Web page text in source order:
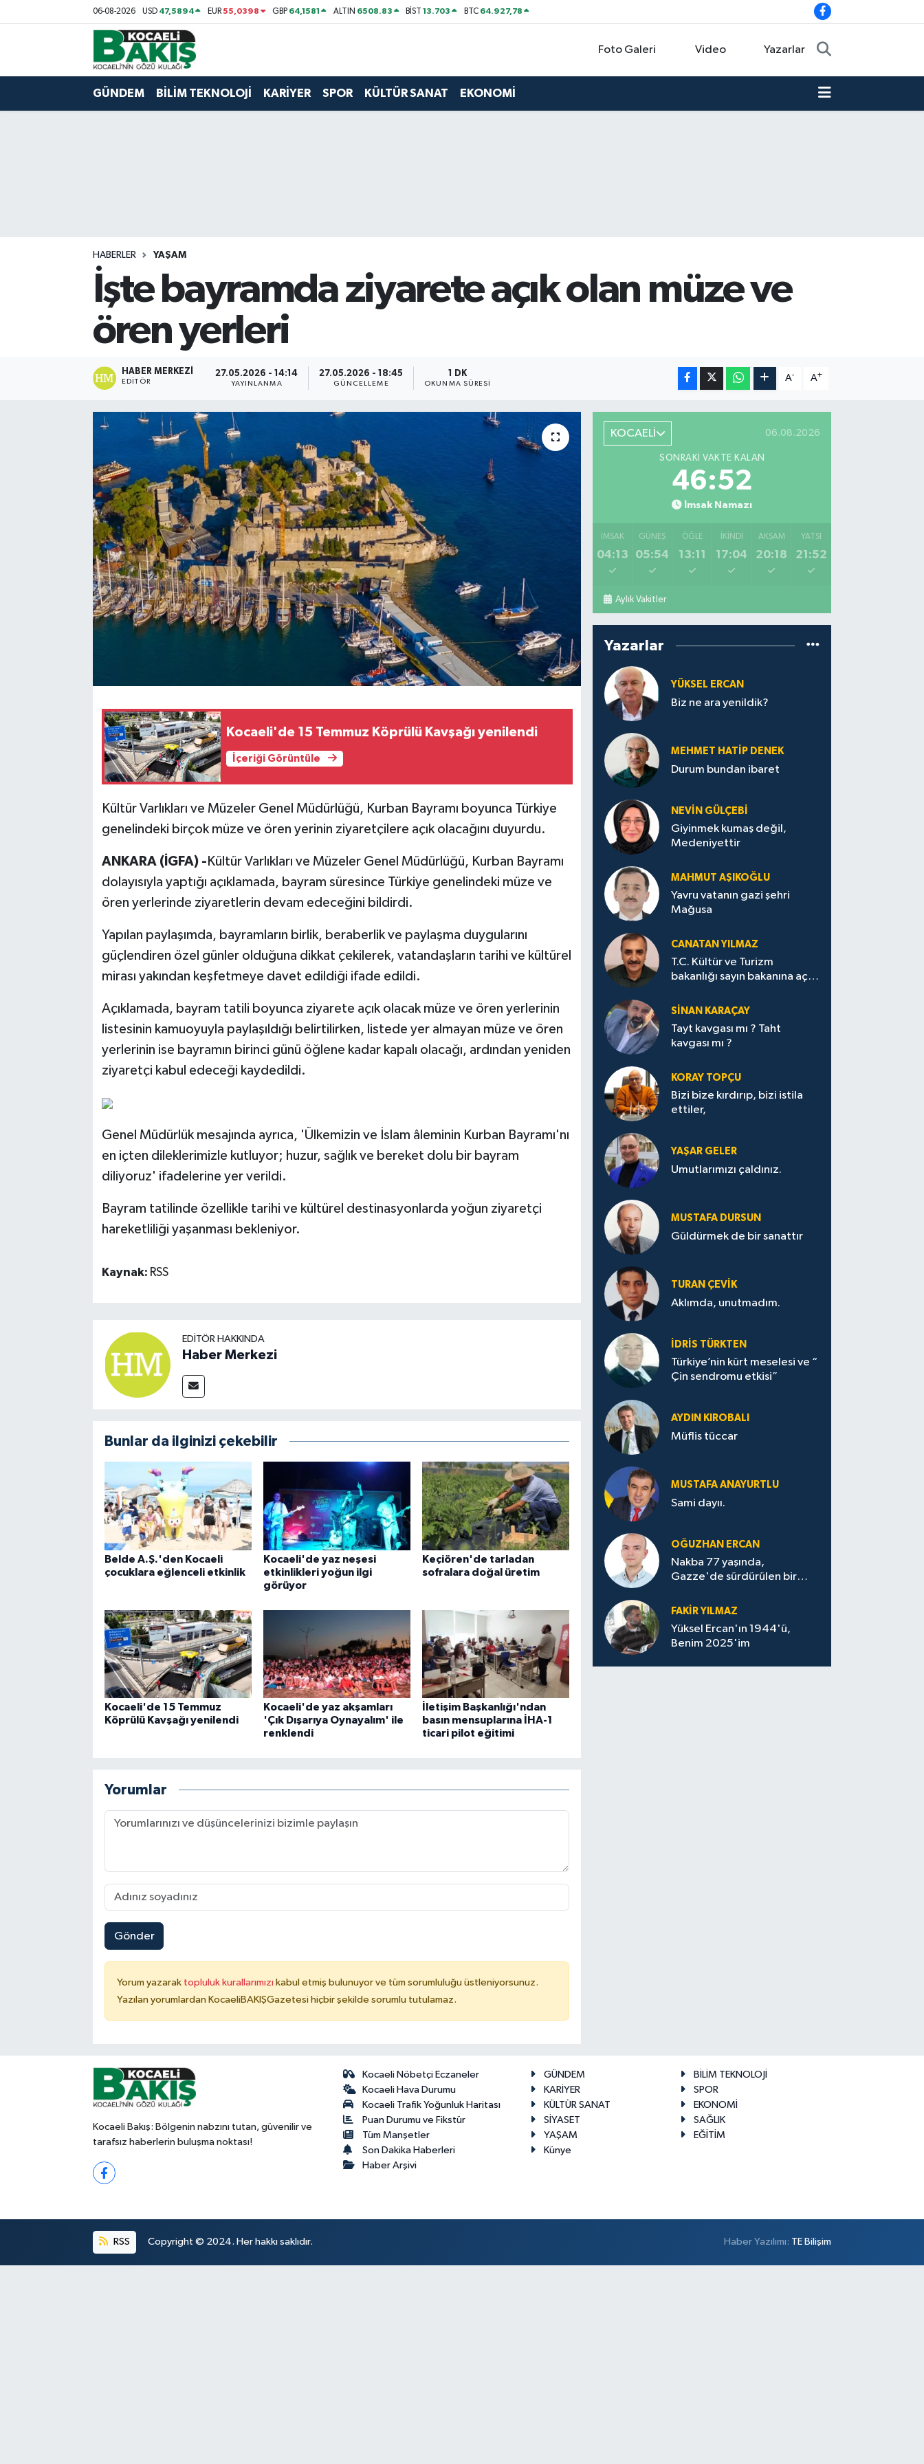
06-08-2026 USD 47,5894 EUR55,0398 GBP 64,1581 ALTIN 6508.83 BİST13.703 BTC 64.927,78
Foto Galeri Video Yazarlar
GÜNDEM BİLİM TEKNOLOJİ KARİYER SPOR KÜLTÜR SANAT EKONOMİ
HABERLER YAŞAM
İşte bayramda ziyarete açık olan müze ve
ören yerleri
HABER MERKEZI
EDITÖR
27.05.2026 - 14:14
YAYINLANMA
27.05.2026 - 18:45
GÜNCELLEME
1 DK
OKUNMA SÜRESI
A- A+
Kocaeli'de 15 Temmuz Köprülü Kavşağı yenilendi
İçeriği Görüntüle
Kültür Varlıkları ve Müzeler Genel Müdürlüğü, Kurban Bayramı boyunca Türkiye
genelindeki birçok müze ve ören yerinin ziyaretçilere açık olacağını duyurdu.
ANKARA (İGFA) - Kültür Varlıkları ve Müzeler Genel Müdürlüğü, Kurban Bayramı
dolayısıyla yaptığı açıklamada, bayram süresince Türkiye genelindeki müze ve
ören yerlerinde ziyaretlerin devam edeceğini bildirdi.
Yapılan paylaşımda, bayramların birlik, beraberlik ve paylaşma duygularını
güçlendiren özel günler olduğuna dikkat çekilerek, vatandaşların tarihi ve kültürel
mirası yakından keşfetmeye davet edildiği ifade edildi.
Açıklamada, bayram tatili boyunca ziyarete açık olacak müze ve ören yerlerinin
listesinin kamuoyuyla paylaşıldığı belirtilirken, listede yer almayan müze ve ören
yerlerinin ise bayramın birinci günü öğlene kadar kapalı olacağı, ardından yeniden
ziyaretçi kabul edeceği kaydedildi.
Genel Müdürlük mesajında ayrıca, 'Ülkemizin ve İslam âleminin Kurban Bayramı'nı
en içten dileklerimizle kutluyor; huzur, sağlık ve bereket dolu bir bayram
diliyoruz' ifadelerine yer verildi.
Bayram tatilinde özellikle tarihi ve kültürel destinasyonlarda yoğun ziyaretçi
hareketliliği yaşanması bekleniyor.
Kaynak: RSS
EDITÖR HAKKINDA
Haber Merkezi
Bunlar da ilginizi çekebilir
Belde A.Ş.'den Kocaeli
çocuklara eğlenceli etkinlik
Kocaeli'de yaz neşesi
etkinlikleri yoğun ilgi
görüyor
Keçiören'de tarladan
sofralara doğal üretim
Kocaeli'de 15 Temmuz
Köprülü Kavşağı yenilendi
Kocaeli'de yaz akşamları
'Çık Dışarıya Oynayalım' ile
renklendi
İletişim Başkanlığı'ndan
basın mensuplarına İHA-1
ticari pilot eğitimi
Yorumlar
Gönder
Yorum yazarak topluluk kurallarımızı kabul etmiş bulunuyor ve tüm sorumluluğu üstleniyorsunuz.
Yazılan yorumlardan KocaeliBAKIŞGazetesi hiçbir şekilde sorumlu tutulamaz.
KOCAELİ 06.08.2026
SONRAKI VAKTE KALAN
46:51
İmsak Namazı
İMSAK
04:13
GÜNEŞ
05:54
ÖĞLE
13:11
İKINDI
17:04
AKŞAM
20:18
YATSI
21:52
Aylık Vakitler
Yazarlar
YÜKSEL ERCAN
Biz ne ara yenildik?
MEHMET HATİP DENEK
Durum bundan ibaret
NEVİN GÜLÇEBİ
Giyinmek kumaş değil,
Medeniyettir
MAHMUT AŞIKOĞLU
Yavru vatanın gazi şehri
Mağusa
CANATAN YILMAZ
T.C. Kültür ve Turizm
bakanlığı sayın bakanına açık
SİNAN KARAÇAY
Tayt kavgası mı ? Taht
kavgası mı ?
KORAY TOPÇU
Bizi bize kırdırıp, bizi istila
ettiler,
YAŞAR GELER
Umutlarımızı çaldınız.
MUSTAFA DURSUN
Güldürmek de bir sanattır
TURAN ÇEVİK
Aklımda, unutmadım.
İDRİS TÜRKTEN
Türkiye’nin kürt meselesi ve “
Çin sendromu etkisi”
AYDIN KIROBALI
Müflis tüccar
MUSTAFA ANAYURTLU
Sami dayıı.
OĞUZHAN ERCAN
Nakba 77 yaşında,
Gazze'de sürdürülen bir
FAKİR YILMAZ
Yüksel Ercan'ın 1944'ü,
Benim 2025'im
Kocaeli Bakış: Bölgenin nabzını tutan, güvenilir ve
tarafsız haberlerin buluşma noktası!
Kocaeli Nöbetçi Eczaneler
Kocaeli Hava Durumu
Kocaeli Trafik Yoğunluk Haritası
Puan Durumu ve Fikstür
Tüm Manşetler
Son Dakika Haberleri
Haber Arşivi
GÜNDEM
BİLİM TEKNOLOJİ
KARİYER
SPOR
KÜLTÜR SANAT
EKONOMİ
SİYASET
SAĞLIK
YAŞAM
EĞİTİM
Künye
RSS Copyright © 2024. Her hakkı saklıdır. Haber Yazılımı: TE Bilişim
Kocaeli Nöbetçi Eczaneler
Kocaeli Hava Durumu